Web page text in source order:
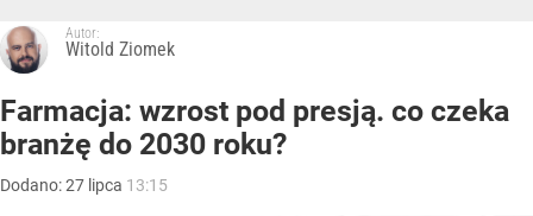
Autor:
Witold Ziomek
Farmacja: wzrost pod presją. co czeka
branżę do 2030 roku?
Dodano:27 lipca 13:15